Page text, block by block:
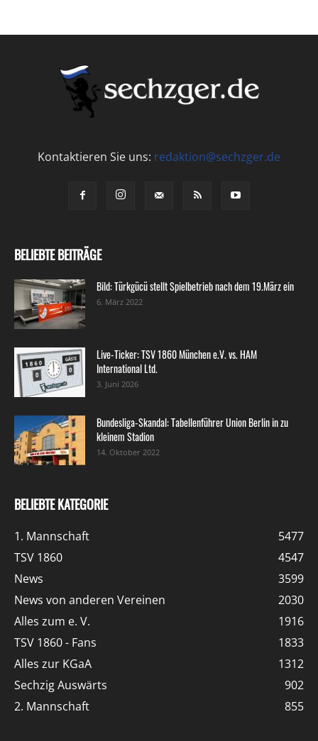
Kontaktieren Sie uns: redaktion@sechzger.de
BELIEBTE BEITRÄGE
Bild: Türkgücü stellt Spielbetrieb nach dem 19.März ein
6. März 2022
Live-Ticker: TSV 1860 München e.V. vs. HAM
International Ltd.
3. Juni 2026
Bundesliga-Skandal: Tabellenführer Union Berlin in zu
kleinem Stadion
14. Oktober 2022
BELIEBTE KATEGORIE
1. Mannschaft
5477
TSV 1860
4547
News
3599
News von anderen Vereinen
2030
Alles zum e. V.
1916
TSV 1860 - Fans
1833
Alles zur KGaA
1312
Sechzig Auswärts
902
2. Mannschaft
855